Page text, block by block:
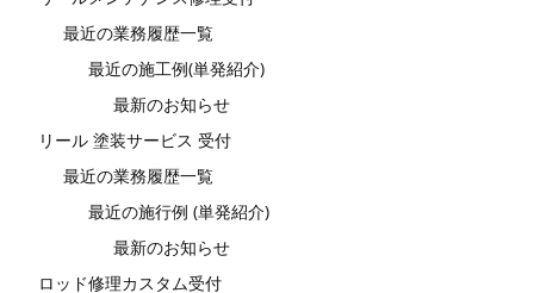
最近の業務履歴一覧
最近の施工例(単発紹介)
最新のお知らせ
リール 塗装サービス 受付
最近の業務履歴一覧
最近の施行例 (単発紹介)
最新のお知らせ
ロッド修理カスタム受付